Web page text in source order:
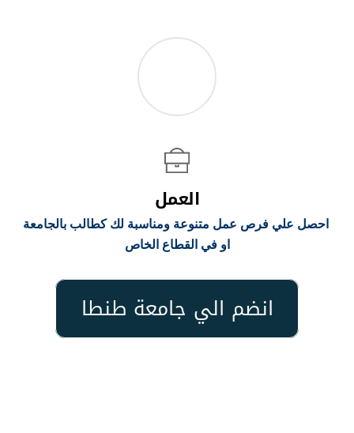
العمل
احصل علي فرص عمل متنوعة ومناسبة لك كطالب بالجامعة
او في القطاع الخاص
انضم الي جامعة طنطا